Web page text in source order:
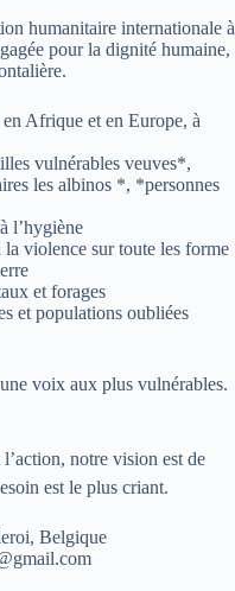
humanitaire internationale à
pour la dignité humaine,
Afrique et en Europe, à
vulnérables veuves*,
les albinos *, *personnes
l’hygiène
violence sur toute les forme
et forages
et populations oubliées
voix aux plus vulnérables.
notre vision est de
est le plus criant.
Belgique